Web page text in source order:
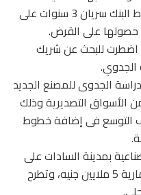
توسعات للمصنع الحالي، إلا أن اشتراط البنك سريان 3 سنوات على
حصولها على القرض.
اضطرت للبحث عن شريك
الجدوي.
الجدوى للمصنع الجديد
من الأسواق التصديرية وذلك
التوسع فى إضافة خطوط
بمدينة السادات على
مساحة 1000 متر مربع بتكلفة استثمارية 5 ملايين جنيه، وتطرح